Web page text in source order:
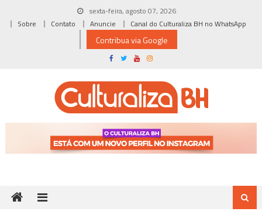
sexta-feira, agosto 07, 2026
Sobre
Contato Anuncie Canal do Culturaliza BH no WhatsApp
Contribua via Google